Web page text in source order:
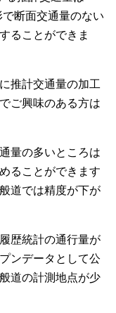
断面交通量のない
ることができま
推計交通量の加工
ご興味のある方は
量の多いところは
ることができます
道では精度が下が
歴統計の通行量が
ンデータとして公
道の計測地点が少